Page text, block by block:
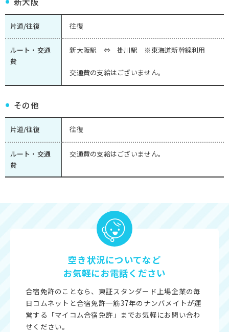
片道/往復 往復
ルート・交通
費
新大阪駅 ⇔ 掛川駅 ※東海道新幹線利用
交通費の支給はございません。
その他
片道/往復 往復
ルート・交通
費
交通費の支給はございません。
空き状況についてなど
お気軽にお電話ください
合宿免許のことなら、東証スタンダード上場企業の毎
日コムネットと合宿免許一筋37年のナンバメイトが運
営する「マイコム合宿免許」までお気軽にお問い合わ
せください。